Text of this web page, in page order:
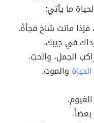
ما يأتي:
ماتت شاخ فجأةً.
في جيبك.
الجمل، والحبّ.
الحياة والموت.